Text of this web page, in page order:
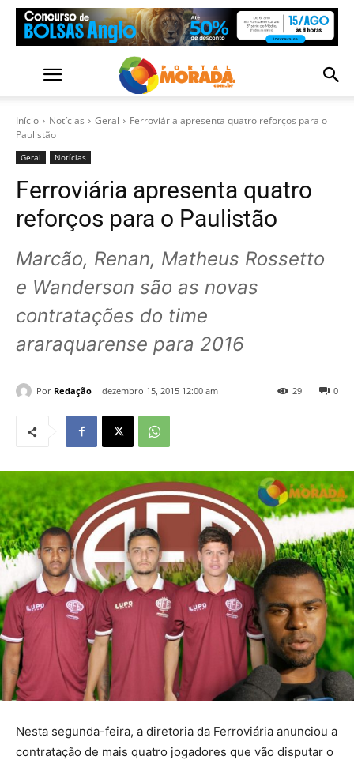
Início Notícias Geral
Ferroviária apresenta quatro reforços para o
Paulistão
Geral Notícias
Ferroviária apresenta quatro
reforços para o Paulistão
Marcão, Renan, Matheus Rossetto
e Wanderson são as novas
contratações do time
araraquarense para 2016
Por Redação dezembro 15, 2015 12:00 am 0
29
Nesta segunda-feira, a diretoria da Ferroviária anunciou a
contratação de mais quatro jogadores que vão disputar o